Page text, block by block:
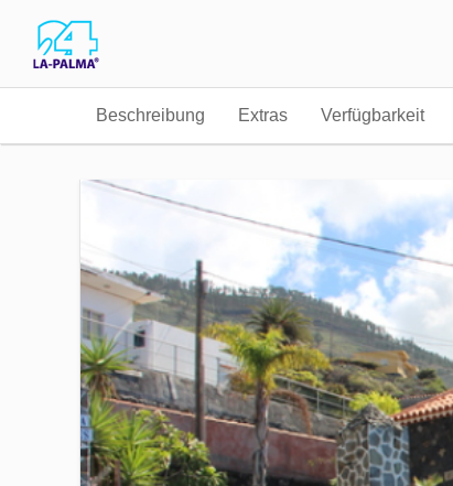
Beschreibung Extras Verfügbarkeit